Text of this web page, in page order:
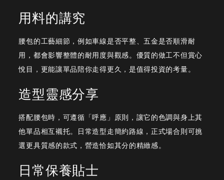
用料的講究
腰包的工藝細節，例如車線是否平整、五金是否順滑耐
用，都會影響整體的耐用度與觀感。優質的做工不但賞心
悅目，更能讓單品陪你走得更久，是值得投資的考量。
造型靈感分享
搭配腰包時，可遵循「呼應」原則，讓它的色調與身上其
他單品相互襯托。日常造型走簡約路線，正式場合則可挑
選更具質感的款式，營造恰如其分的精緻感。
日常保養貼士